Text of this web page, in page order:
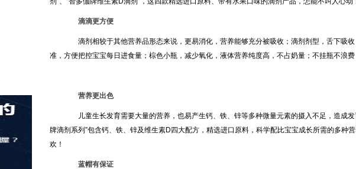
滴滴更方便
滴剂相较于其他营养品形态来说，更易消化，营养能够充分被吸收；滴剂剂型，舌下吸
准，方便把控宝宝每日进食量；棕色小瓶，减少氧化，液体营养纯度高，不占奶量；不挂瓶不浪费
营养更出色
儿童生长发育需要大量的营养，也易产生钙、铁、锌等多种微量元素的摄入不足，造成发
牌滴剂系列”包含钙、铁、锌及维生素D四大配方，精选进口原料，科学配比宝宝成长所需的多种
欢！
蓝帽有保证